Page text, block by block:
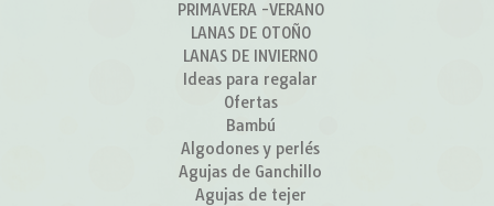
PRIMAVERA -VERANO
LANAS DE OTOÑO
LANAS DE INVIERNO
Ideas para regalar
Ofertas
Bambú
Algodones y perlés
Agujas de Ganchillo
Agujas de tejer